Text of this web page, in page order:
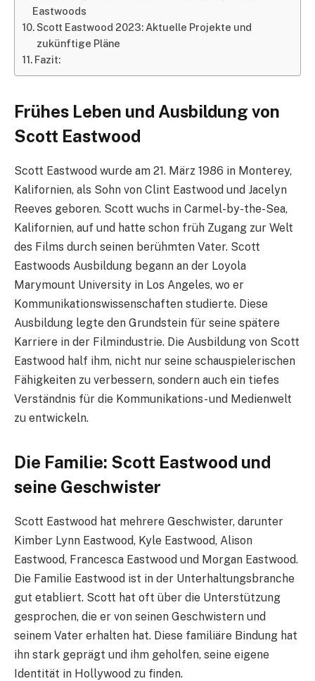
Eastwoods
Scott Eastwood 2023: Aktuelle Projekte und
zukünftige Pläne
Fazit:
Frühes Leben und Ausbildung von
Scott Eastwood
Scott Eastwood wurde am 21. März 1986 in Monterey,
Kalifornien, als Sohn von Clint Eastwood und Jacelyn
Reeves geboren. Scott wuchs in Carmel-by-the-Sea,
Kalifornien, auf und hatte schon früh Zugang zur Welt
des Films durch seinen berühmten Vater. Scott
Eastwoods Ausbildung begann an der Loyola
Marymount University in Los Angeles, wo er
Kommunikationswissenschaften studierte. Diese
Ausbildung legte den Grundstein für seine spätere
Karriere in der Filmindustrie. Die Ausbildung von Scott
Eastwood half ihm, nicht nur seine schauspielerischen
Fähigkeiten zu verbessern, sondern auch ein tiefes
Verständnis für die Kommunikations- und Medienwelt
zu entwickeln.
Die Familie: Scott Eastwood und
seine Geschwister
Scott Eastwood hat mehrere Geschwister, darunter
Kimber Lynn Eastwood, Kyle Eastwood, Alison
Eastwood, Francesca Eastwood und Morgan Eastwood.
Die Familie Eastwood ist in der Unterhaltungsbranche
gut etabliert. Scott hat oft über die Unterstützung
gesprochen, die er von seinen Geschwistern und
seinem Vater erhalten hat. Diese familiäre Bindung hat
ihn stark geprägt und ihm geholfen, seine eigene
Identität in Hollywood zu finden.